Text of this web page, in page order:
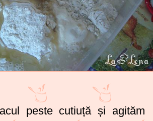
peste cutiuță și agităm